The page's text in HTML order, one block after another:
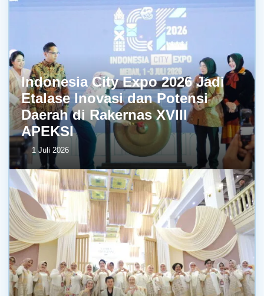
Indonesia City Expo 2026 Jadi
Etalase Inovasi dan Potensi
Daerah di Rakernas XVIII
APEKSI
1 Juli 2026